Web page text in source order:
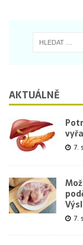
AKTUÁLNĚ
7.
7.